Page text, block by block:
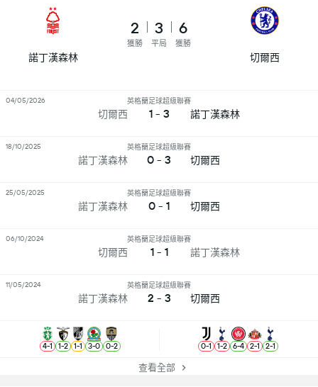
諾丁漢森林
2
獲勝
3
平局
6
獲勝
切爾西
切爾西
英格蘭足球超級聯賽
1 - 3 諾丁漢森林
04/05/2026
諾丁漢森林
英格蘭足球超級聯賽
0 - 3 切爾西
18/10/2025
諾丁漢森林
英格蘭足球超級聯賽
0 - 1 切爾西
25/05/2025
切爾西
英格蘭足球超級聯賽
1 - 1 諾丁漢森林
06/10/2024
諾丁漢森林
英格蘭足球超級聯賽
2 - 3 切爾西
11/05/2024
4-1 1-2 1-1 3-0 0-2 0-1 1-2 6-4 2-1 2-1
查看全部